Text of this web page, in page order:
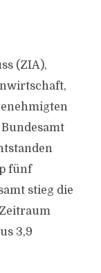
(ZIA),
fünf
stieg die
3,9